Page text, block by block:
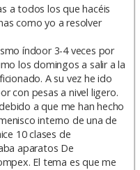
a todos los que hacéis
como yo a resolver
índoor 3-4 veces por
los domingos a salir a la
A su vez he ido
con pesas a nivel ligero.
a que me han hecho
interno de una de
10 clases de
aparatos De
El tema es que me